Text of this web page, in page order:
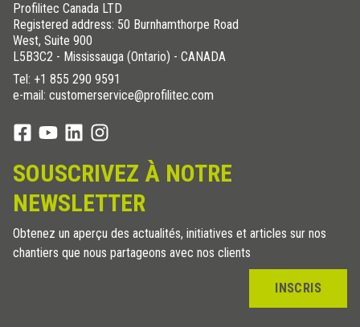
Profilitec Canada LTD
Registered address: 50 Burnhamthorpe Road
West, Suite 900
L5B3C2 - Mississauga (Ontario) - CANADA
Tel: +1 855 290 9591
e-mail: customerservice@profilitec.com
SOUSCRIVEZ À NOTRE
NEWSLETTER
Obtenez un aperçu des actualités, initiatives et articles sur nos
chantiers que nous partageons avec nos clients
INSCRIS